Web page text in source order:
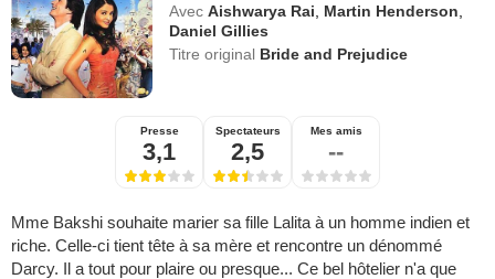
Avec Aishwarya Rai Martin Henderson
Daniel Gillies
Titre original Bride and Prejudice
Presse
3,1
Spectateurs
2,5
Mes amis
--
Mme Bakshi souhaite marier sa fille Lalita à un homme indien et
riche. Celle-ci tient tête à sa mère et rencontre un dénommé
Darcy. Il a tout pour plaire ou presque... Ce bel hôtelier n'a que